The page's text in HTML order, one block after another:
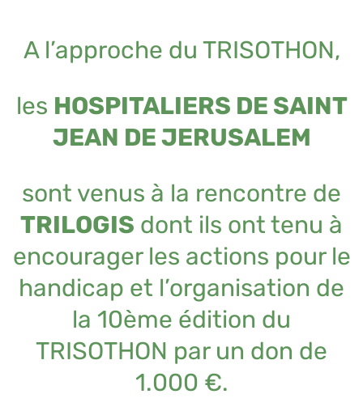
A l’approche du TRISOTHON,
les HOSPITALIERS DE SAINT
JEAN DE JERUSALEM
sont venus à la rencontre de
TRILOGIS dont ils ont tenu à
encourager les actions pour le
handicap et l’organisation de
la 10ème édition du
TRISOTHON par un don de
1.000 €.